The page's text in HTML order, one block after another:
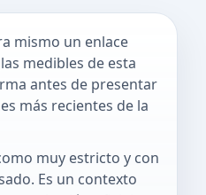
mismo un enlace
medibles de esta
antes de presentar
más recientes de la
muy estricto y con
Es un contexto